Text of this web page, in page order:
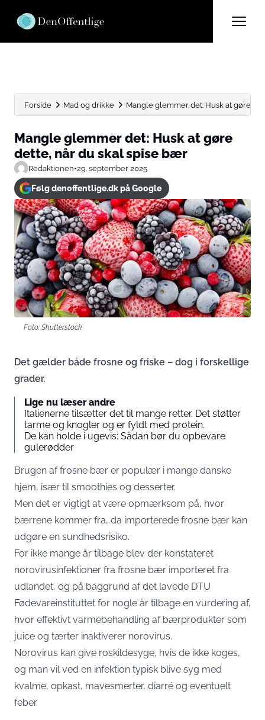
Forside Mad og drikke Mangle glemmer det: Husk at gøre
Mangle glemmer det: Husk at gøre
dette, når du skal spise bær
Redaktionen•29. september 2025
Følg denoffentlige.dk på Google
Foto: Shutterstock
Det gælder både frosne og friske – dog i forskellige
grader.
Lige nu læser andre
Italienerne tilsætter det til mange retter. Det støtter
tarme og knogler og er fyldt med protein.
De kan holde i ugevis: Sådan bør du opbevare
gulerødder
Brugen af frosne bær er populær i mange danske
hjem, især til smoothies og desserter.
Men det er vigtigt at være opmærksom på, hvor
bærrene kommer fra, da importerede frosne bær kan
udgøre en sundhedsrisiko.
For ikke mange år tilbage blev der konstateret
norovirusinfektioner fra frosne bær importeret fra
udlandet, og på baggrund af det lavede DTU
Fødevareinstituttet for nogle år tilbage en vurdering af,
hvor effektivt varmebehandling af bærprodukter som
juice og tærter inaktiverer norovirus.
Norovirus kan give roskildesyge, hvis de ikke koges,
og man vil ved en infektion typisk blive syg med
kvalme, opkast, mavesmerter, diarré og eventuelt
feber.